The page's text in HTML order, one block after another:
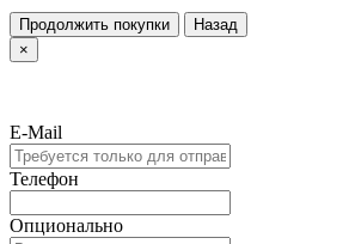
Продолжить покупки
Назад
×
E-Mail
Телефон
Опционально